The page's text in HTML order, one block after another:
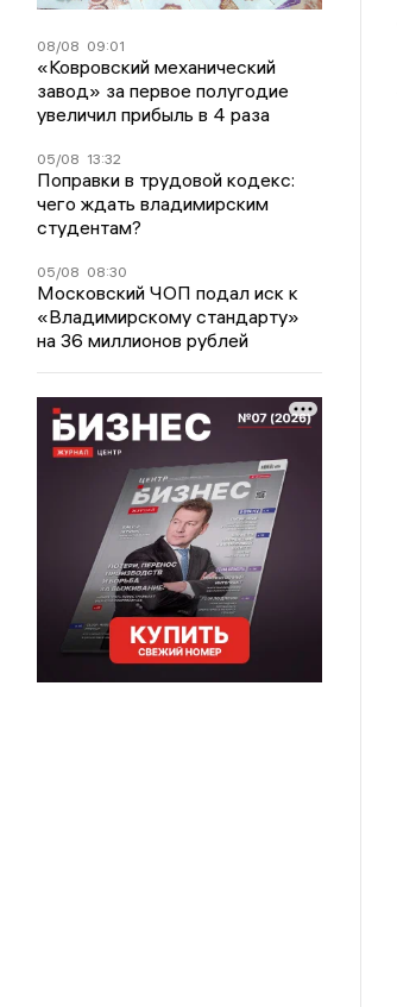
08/08 09:01
«Ковровский механический
завод» за первое полугодие
увеличил прибыль в 4 раза
05/08 13:32
Поправки в трудовой кодекс:
чего ждать владимирским
студентам?
05/08 08:30
Московский ЧОП подал иск к
«Владимирскому стандарту»
на 36 миллионов рублей